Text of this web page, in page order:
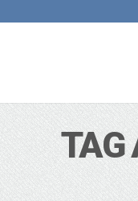
TAG